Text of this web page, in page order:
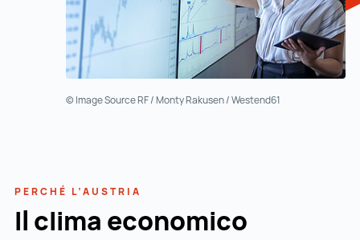
© Image Source RF / Monty Rakusen / Westend61
PERCHÉ L’AUSTRIA
Il clima economico